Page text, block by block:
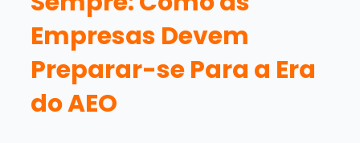
Empresas Devem
Preparar-se Para a Era
do AEO